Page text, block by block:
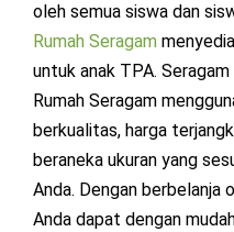
oleh semua siswa dan
Rumah Seragam
untuk anak TPA.
Rumah Seragam
berkualitas, harga
beraneka ukuran yang
Anda. Dengan berbelanja
Anda dapat dengan